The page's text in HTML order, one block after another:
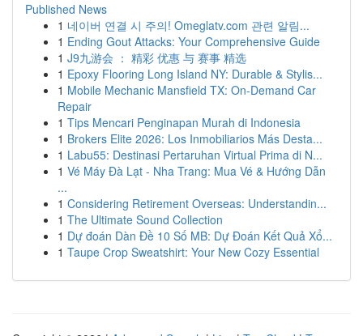
Published News
1 네이버 연결 시 주의! Omeglatv.com 관련 알림...
1 Ending Gout Attacks: Your Comprehensive Guide
1 J9九游会 ： 精彩 优惠 与 赛事 精选
1 Epoxy Flooring Long Island NY: Durable & Stylis...
1 Mobile Mechanic Mansfield TX: On-Demand Car
Repair
1 Tips Mencari Penginapan Murah di Indonesia
1 Brokers Elite 2026: Los Inmobiliarios Más Desta...
1 Labu55: Destinasi Pertaruhan Virtual Prima di N...
1 Vé Máy Đà Lạt - Nha Trang: Mua Vé & Hướng Dẫn
...
1 Considering Retirement Overseas: Understandin...
1 The Ultimate Sound Collection
1 Dự đoán Dàn Đề 10 Số MB: Dự Đoán Kết Quả Xổ...
1 Taupe Crop Sweatshirt: Your New Cozy Essential